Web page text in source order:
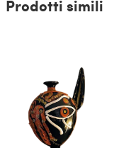
Prodotti simili